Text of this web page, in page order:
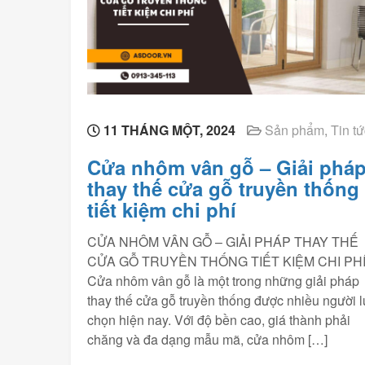
11 THÁNG MỘT, 2024 Sản phẩm, Tin
Cửa nhôm vân gỗ – Giải pháp
thay thế cửa gỗ truyền thống
tiết kiệm chi phí
CỬA NHÔM VÂN GỖ – GIẢI PHÁP THAY THẾ
CỬA GỖ TRUYỀN THỐNG TIẾT KIỆM CHI PHÍ
Cửa nhôm vân gỗ là một trong những giải pháp
thay thế cửa gỗ truyền thống được nhiều người
chọn hiện nay. Với độ bền cao, giá thành phải
chăng và đa dạng mẫu mã, cửa nhôm […]